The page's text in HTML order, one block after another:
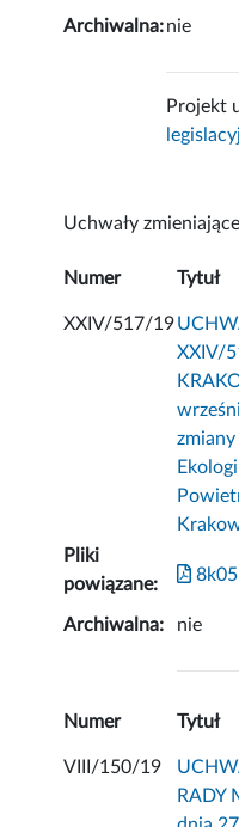
Archiwalna:nie
Projekt
Uchwały
Numer Tytuł
XXIV/517/19
XXIV/
zmiany
Pliki
powiązane:
Archiwalna: nie
Numer Tytuł
VIII/150/19
RADY